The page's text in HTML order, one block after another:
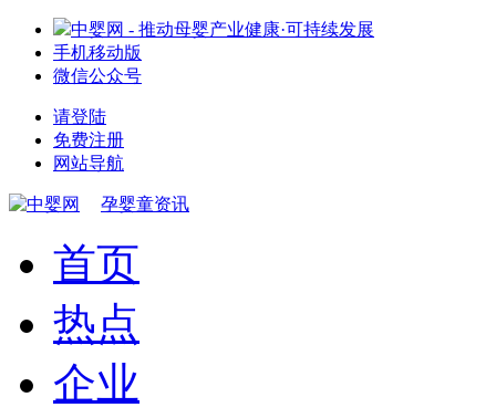
中婴网 - 推动母婴产业健康·可持续发展
手机移动版
微信公众号
请登陆
免费注册
网站导航
孕婴童资讯
首页
热点
企业